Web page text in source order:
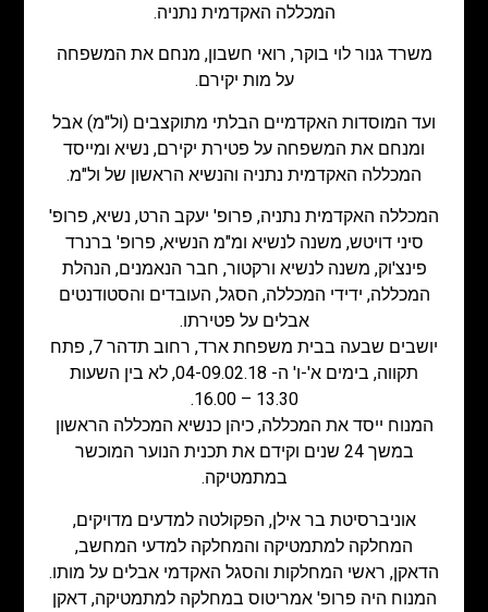
המכללה האקדמית נתניה.
משרד גנור לוי בוקר, רואי חשבון, מנחם את המשפחה
על מות יקירם.
ועד המוסדות האקדמיים הבלתי מתוקצבים (ול"מ) אבל
ומנחם את המשפחה על פטירת יקירם, נשיא ומייסד
המכללה האקדמית נתניה והנשיא הראשון של ול"מ.
המכללה האקדמית נתניה, פרופ' יעקב הרט, נשיא, פרופ'
סיני דויטש, משנה לנשיא ומ"מ הנשיא, פרופ' ברנרד
פינצ'וק, משנה לנשיא ורקטור, חבר הנאמנים, הנהלת
המכללה, ידידי המכללה, הסגל, העובדים והסטודנטים
אבלים על פטירתו.
יושבים שבעה בבית משפחת ארד, רחוב תדהר 7, פתח
תקווה, בימים א'-ו' ה- 04-09.02.18, לא בין השעות
13.30 – 16.00.
המנוח ייסד את המכללה, כיהן כנשיא המכללה הראשון
במשך 24 שנים וקידם את תכנית הנוער המוכשר
במתמטיקה.
אוניברסיטת בר אילן, הפקולטה למדעים מדויקים,
המחלקה למתמטיקה והמחלקה למדעי המחשב,
הדאקן, ראשי המחלקות והסגל האקדמי אבלים על מותו.
המנוח היה פרופ' אמריטוס במחלקה למתמטיקה, דאקן